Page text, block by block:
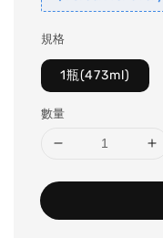
規格
1瓶(473ml)
數量